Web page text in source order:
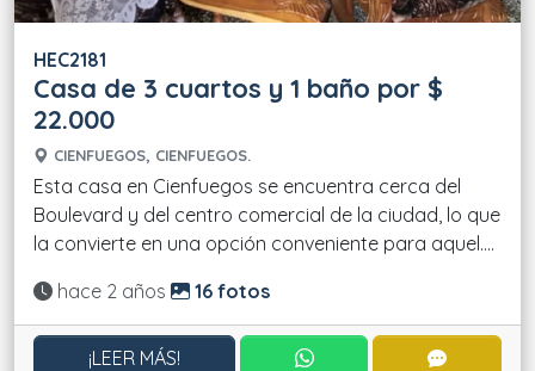
HEC2181
Casa de 3 cuartos y 1 baño por $
22.000
CIENFUEGOS, CIENFUEGOS.
Esta casa en Cienfuegos se encuentra cerca del
Boulevard y del centro comercial de la ciudad, lo que
la convierte en una opción conveniente para aquel....
Actualizado:
hace 2 años 16 fotos
¡LEER MÁS! CONTACTAR POR